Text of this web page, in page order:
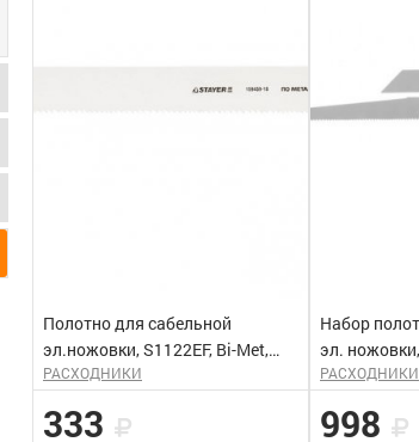
Полотно для сабельной
эл.ножовки, S1122EF, Bi-Met,
тонколистовой, профильн.
"PROFI"
РАСХОДНИКИ
333
Набор
эл.
″PROFI″
РАСХОДНИКИ
998